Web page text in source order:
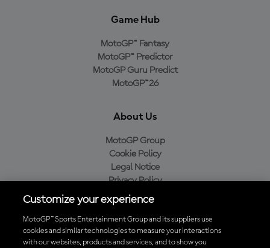
Game Hub
MotoGP™ Fantasy
MotoGP™ Predictor
MotoGP Guru Predict
MotoGP™26
About Us
MotoGP Group
Cookie Policy
Legal Notice
Privacy Policy
Purchase Policy
Baixe o aplicativo oficial da MotoGP™
Customize your experience
MotoGP™ Sports Entertainment Group and its suppliers use
cookies and similar technologies to measure your interactions
with our websites, products and services, and to show you